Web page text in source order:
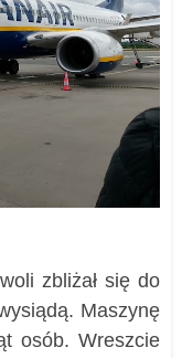
zbliżał się do
Maszynę
osób. Wreszcie